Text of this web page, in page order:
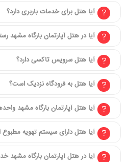
آیا هتل برای خدمات باربری دارد؟
آیا در هتل آپارتمان بارگاه مشهد
آیا هتل سرویس تاکسی دارد؟
آیا هتل به فرودگاه نزدیک است؟
آیا هتل آپارتمان بارگاه مشهد
آیا هتل دارای سیستم تهویه
آیا در هتل آپارتمان بارگاه مشهد